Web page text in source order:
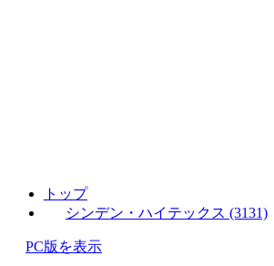
トップ
シンデン・ハイテックス (3131)
PC版を表示